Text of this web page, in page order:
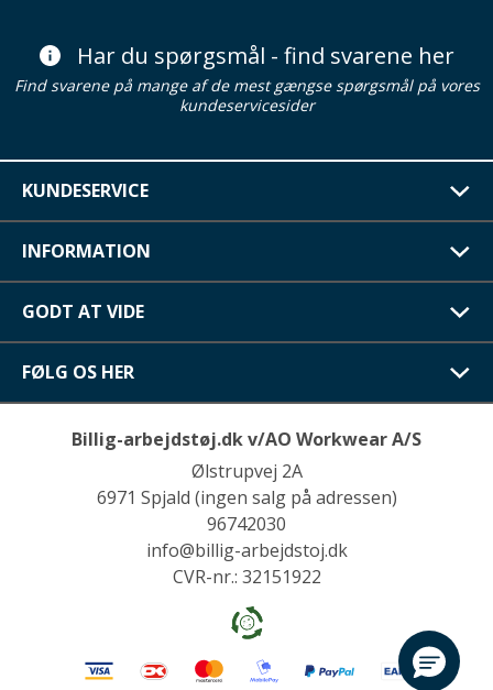
Har du spørgsmål - find svarene her
Find svarene på mange af de mest gængse spørgsmål på vores
kundeservicesider
KUNDESERVICE
INFORMATION
GODT AT VIDE
FØLG OS HER
Billig-arbejdstøj.dk v/AO Workwear A/S
Ølstrupvej 2A
6971 Spjald (ingen salg på adressen)
96742030
info@billig-arbejdstoj.dk
CVR-nr.: 32151922